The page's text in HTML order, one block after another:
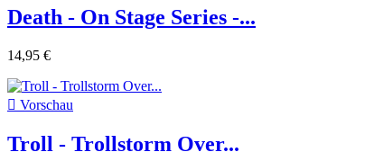
Death - On Stage Series -...
14,95 €
 Vorschau
Troll - Trollstorm Over...